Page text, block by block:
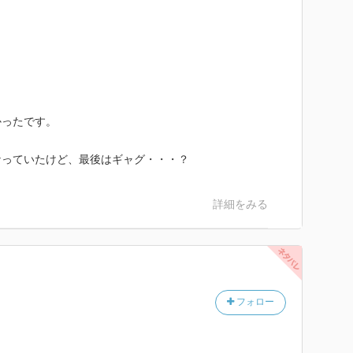
たです。
ていたけど、最後はギャグ・・・？
詳細をみる
フォロー